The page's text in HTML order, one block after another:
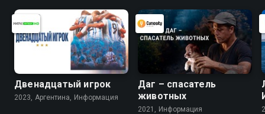
Двенадцатый игрок
2023, Аргентина, Информация
Даг – спасатель
животных
2021, Информация